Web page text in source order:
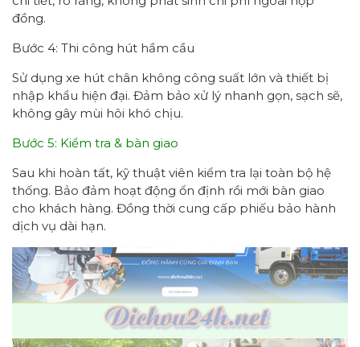
đồng.
Bước 4: Thi công hút hầm cầu
Sử dụng xe hút chân không công suất lớn và thiết bị
nhập khẩu hiện đại. Đảm bảo xử lý nhanh gọn, sạch sẽ,
không gây mùi hôi khó chịu.
Bước 5: Kiểm tra & bàn giao
Sau khi hoàn tất, kỹ thuật viên kiểm tra lại toàn bộ hệ
thống. Bảo đảm hoạt động ổn định rồi mới bàn giao
cho khách hàng. Đồng thời cung cấp phiếu bảo hành
dịch vụ dài hạn.